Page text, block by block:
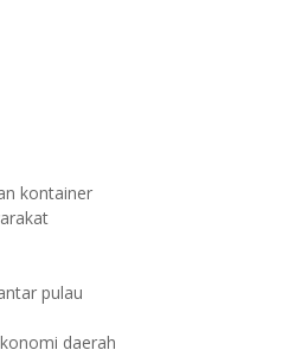
kontainer
pulau
daerah